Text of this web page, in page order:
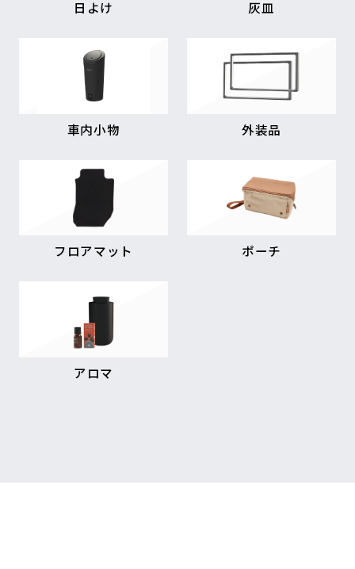
日よけ 灰皿
車内小物 外装品
フロアマット ポーチ
アロマ